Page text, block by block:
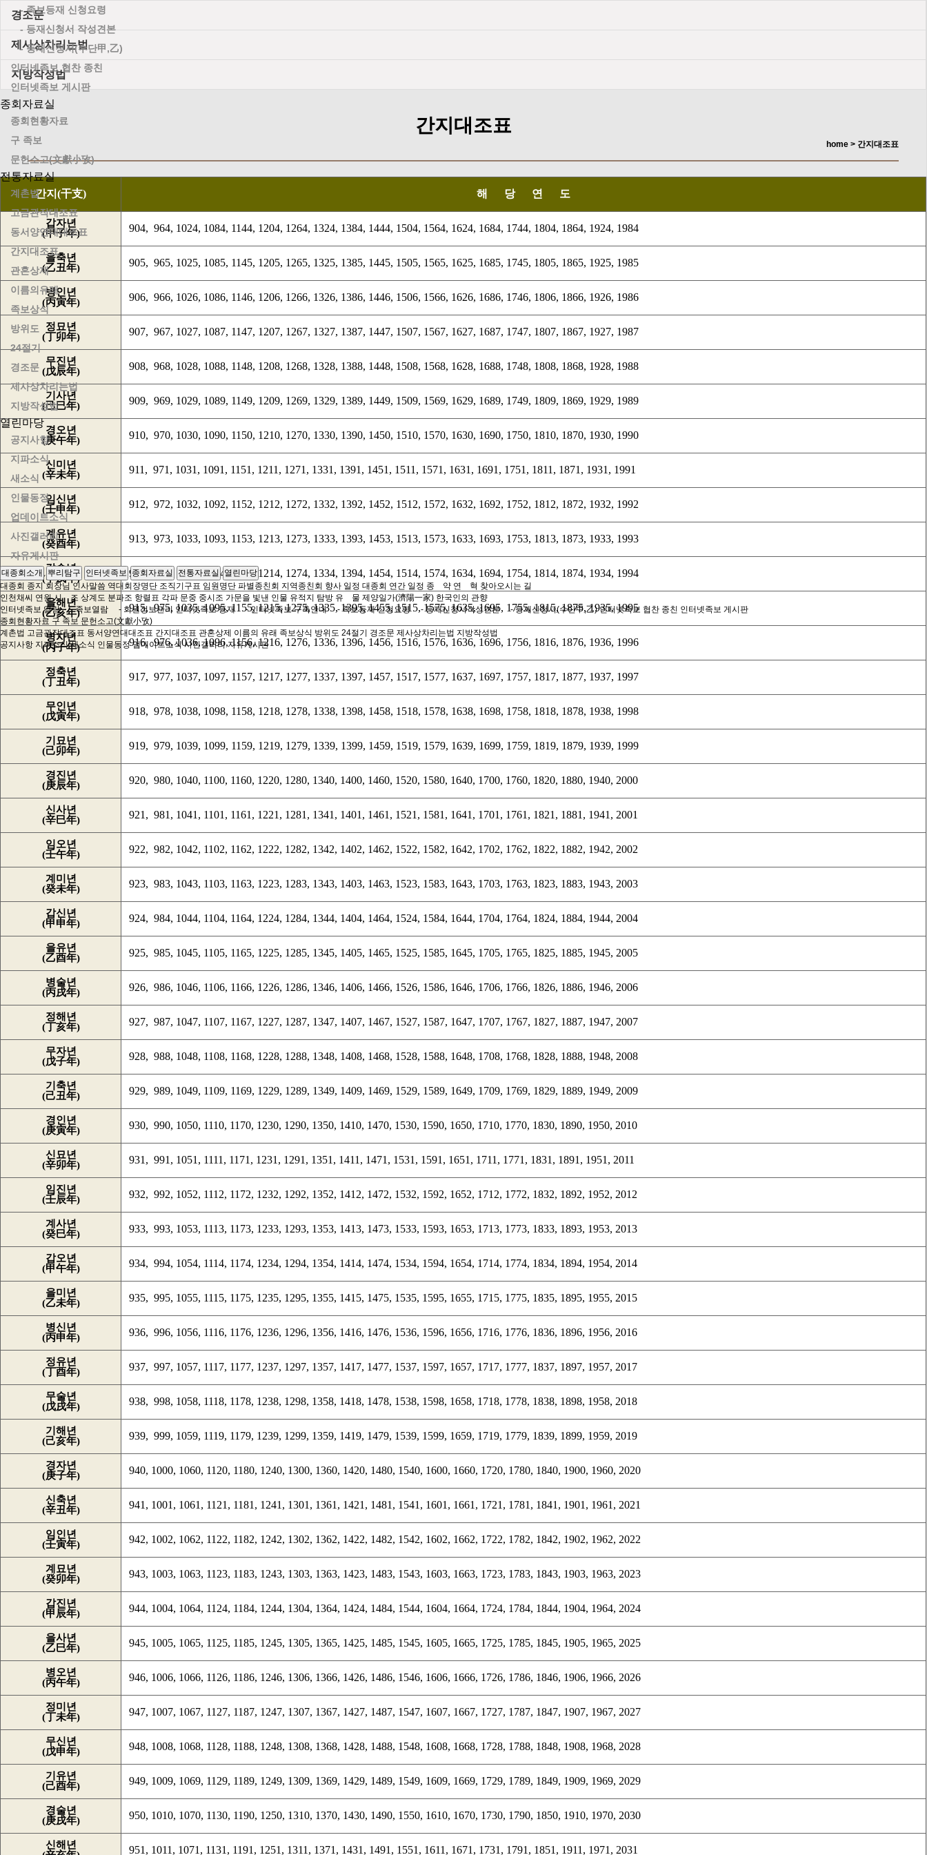
- 족보등재 신청요령
- 등재신청서 작성견본
- 등재신청서(수단甲,乙)
인터넷족보 협찬 종친
인터넷족보 게시판
종회자료실
종회현황자료
구 족보
문헌소고(文獻小攷)
전통자료실
계촌법
고금관작대조표
동서양연대대조표
간지대조표
관혼상제
이름의유래
족보상식
방위도
24절기
경조문
제사상차리는법
지방작성법
열린마당
공지사항
지파소식
새소식
인물동정
업데이트소식
사진갤러리
자유게시판
대종회소개 뿌리탐구 인터넷족보 종회자료실 전통자료실
열린마당
대종회 종지 회장님 인사말씀 역대회장명단 조직기구표 임원명단 파별종친회 지역종친회 향사 일정 대종회 연간 일정 종 약 연 혁 찾아오시는 길
인천채씨 연원 시 조 상계도 분파조 항렬표 각파 문중 중시조 가문을 빛낸 인물 유적지 탐방 유 물 제양일가(濟陽一家) 한국인의 관향
인터넷족보 열람 - 족보열람 - 회원정보관리 인터넷족보 등재 - 인터넷족보 구축안내 - 족보등재 신청요령 - 등재신청서작성견본 - 등재신청서(수단甲,乙) 인터넷족보 협찬 종친 인터넷족보 게시판
종회현황자료 구 족보 문헌소고(文獻小攷)
계촌법 고금관작대조표 동서양연대대조표 간지대조표 관혼상제 이름의 유래 족보상식 방위도 24절기 경조문 제사상차리는법 지방작성법
공지사항 지파소식 새소식 인물동정 업데이트소식 사진갤러리 자유게시판
경조문
제사상차리는법
지방작성법
간지대조표
home > 간지대조표
간지(干支) 해 당 연 도
갑자년
(甲子年)
904, 964, 1024, 1084, 1144, 1204, 1264, 1324, 1384, 1444, 1504, 1564, 1624, 1684, 1744, 1804, 1864, 1924, 1984
을축년
(乙丑年)
905, 965, 1025, 1085, 1145, 1205, 1265, 1325, 1385, 1445, 1505, 1565, 1625, 1685, 1745, 1805, 1865, 1925, 1985
병인년
(丙寅年)
906, 966, 1026, 1086, 1146, 1206, 1266, 1326, 1386, 1446, 1506, 1566, 1626, 1686, 1746, 1806, 1866, 1926, 1986
정묘년
(丁卯年)
907, 967, 1027, 1087, 1147, 1207, 1267, 1327, 1387, 1447, 1507, 1567, 1627, 1687, 1747, 1807, 1867, 1927, 1987
무진년
(戊辰年)
908, 968, 1028, 1088, 1148, 1208, 1268, 1328, 1388, 1448, 1508, 1568, 1628, 1688, 1748, 1808, 1868, 1928, 1988
기사년
(己巳年)
909, 969, 1029, 1089, 1149, 1209, 1269, 1329, 1389, 1449, 1509, 1569, 1629, 1689, 1749, 1809, 1869, 1929, 1989
경오년
(庚午年)
910, 970, 1030, 1090, 1150, 1210, 1270, 1330, 1390, 1450, 1510, 1570, 1630, 1690, 1750, 1810, 1870, 1930, 1990
신미년
(辛未年)
911, 971, 1031, 1091, 1151, 1211, 1271, 1331, 1391, 1451, 1511, 1571, 1631, 1691, 1751, 1811, 1871, 1931, 1991
임신년
(壬申年)
912, 972, 1032, 1092, 1152, 1212, 1272, 1332, 1392, 1452, 1512, 1572, 1632, 1692, 1752, 1812, 1872, 1932, 1992
계유년
(癸酉年)
913, 973, 1033, 1093, 1153, 1213, 1273, 1333, 1393, 1453, 1513, 1573, 1633, 1693, 1753, 1813, 1873, 1933, 1993
갑술년
(甲戌年)
914, 974, 1034, 1094, 1154, 1214, 1274, 1334, 1394, 1454, 1514, 1574, 1634, 1694, 1754, 1814, 1874, 1934, 1994
을해년
(乙亥年)
915, 975, 1035, 1095, 1155, 1215, 1275, 1335, 1395, 1455, 1515, 1575, 1635, 1695, 1755, 1815, 1875, 1935, 1995
병자년
(丙子年)
916, 976, 1036, 1096, 1156, 1216, 1276, 1336, 1396, 1456, 1516, 1576, 1636, 1696, 1756, 1816, 1876, 1936, 1996
정축년
(丁丑年)
917, 977, 1037, 1097, 1157, 1217, 1277, 1337, 1397, 1457, 1517, 1577, 1637, 1697, 1757, 1817, 1877, 1937, 1997
무인년
(戊寅年)
918, 978, 1038, 1098, 1158, 1218, 1278, 1338, 1398, 1458, 1518, 1578, 1638, 1698, 1758, 1818, 1878, 1938, 1998
기묘년
(己卯年)
919, 979, 1039, 1099, 1159, 1219, 1279, 1339, 1399, 1459, 1519, 1579, 1639, 1699, 1759, 1819, 1879, 1939, 1999
경진년
(庚辰年)
920, 980, 1040, 1100, 1160, 1220, 1280, 1340, 1400, 1460, 1520, 1580, 1640, 1700, 1760, 1820, 1880, 1940, 2000
신사년
(辛巳年)
921, 981, 1041, 1101, 1161, 1221, 1281, 1341, 1401, 1461, 1521, 1581, 1641, 1701, 1761, 1821, 1881, 1941, 2001
임오년
(壬午年)
922, 982, 1042, 1102, 1162, 1222, 1282, 1342, 1402, 1462, 1522, 1582, 1642, 1702, 1762, 1822, 1882, 1942, 2002
계미년
(癸未年)
923, 983, 1043, 1103, 1163, 1223, 1283, 1343, 1403, 1463, 1523, 1583, 1643, 1703, 1763, 1823, 1883, 1943, 2003
갑신년
(甲申年)
924, 984, 1044, 1104, 1164, 1224, 1284, 1344, 1404, 1464, 1524, 1584, 1644, 1704, 1764, 1824, 1884, 1944, 2004
을유년
(乙酉年)
925, 985, 1045, 1105, 1165, 1225, 1285, 1345, 1405, 1465, 1525, 1585, 1645, 1705, 1765, 1825, 1885, 1945, 2005
병술년
(丙戌年)
926, 986, 1046, 1106, 1166, 1226, 1286, 1346, 1406, 1466, 1526, 1586, 1646, 1706, 1766, 1826, 1886, 1946, 2006
정해년
(丁亥年)
927, 987, 1047, 1107, 1167, 1227, 1287, 1347, 1407, 1467, 1527, 1587, 1647, 1707, 1767, 1827, 1887, 1947, 2007
무자년
(戊子年)
928, 988, 1048, 1108, 1168, 1228, 1288, 1348, 1408, 1468, 1528, 1588, 1648, 1708, 1768, 1828, 1888, 1948, 2008
기축년
(己丑年)
929, 989, 1049, 1109, 1169, 1229, 1289, 1349, 1409, 1469, 1529, 1589, 1649, 1709, 1769, 1829, 1889, 1949, 2009
경인년
(庚寅年)
930, 990, 1050, 1110, 1170, 1230, 1290, 1350, 1410, 1470, 1530, 1590, 1650, 1710, 1770, 1830, 1890, 1950, 2010
신묘년
(辛卯年)
931, 991, 1051, 1111, 1171, 1231, 1291, 1351, 1411, 1471, 1531, 1591, 1651, 1711, 1771, 1831, 1891, 1951, 2011
임진년
(壬辰年)
932, 992, 1052, 1112, 1172, 1232, 1292, 1352, 1412, 1472, 1532, 1592, 1652, 1712, 1772, 1832, 1892, 1952, 2012
계사년
(癸巳年)
933, 993, 1053, 1113, 1173, 1233, 1293, 1353, 1413, 1473, 1533, 1593, 1653, 1713, 1773, 1833, 1893, 1953, 2013
갑오년
(甲午年)
934, 994, 1054, 1114, 1174, 1234, 1294, 1354, 1414, 1474, 1534, 1594, 1654, 1714, 1774, 1834, 1894, 1954, 2014
을미년
(乙未年)
935, 995, 1055, 1115, 1175, 1235, 1295, 1355, 1415, 1475, 1535, 1595, 1655, 1715, 1775, 1835, 1895, 1955, 2015
병신년
(丙申年)
936, 996, 1056, 1116, 1176, 1236, 1296, 1356, 1416, 1476, 1536, 1596, 1656, 1716, 1776, 1836, 1896, 1956, 2016
정유년
(丁酉年)
937, 997, 1057, 1117, 1177, 1237, 1297, 1357, 1417, 1477, 1537, 1597, 1657, 1717, 1777, 1837, 1897, 1957, 2017
무술년
(戊戌年)
938, 998, 1058, 1118, 1178, 1238, 1298, 1358, 1418, 1478, 1538, 1598, 1658, 1718, 1778, 1838, 1898, 1958, 2018
기해년
(己亥年)
939, 999, 1059, 1119, 1179, 1239, 1299, 1359, 1419, 1479, 1539, 1599, 1659, 1719, 1779, 1839, 1899, 1959, 2019
경자년
(庚子年)
940, 1000, 1060, 1120, 1180, 1240, 1300, 1360, 1420, 1480, 1540, 1600, 1660, 1720, 1780, 1840, 1900, 1960, 2020
신축년
(辛丑年)
941, 1001, 1061, 1121, 1181, 1241, 1301, 1361, 1421, 1481, 1541, 1601, 1661, 1721, 1781, 1841, 1901, 1961, 2021
임인년
(壬寅年)
942, 1002, 1062, 1122, 1182, 1242, 1302, 1362, 1422, 1482, 1542, 1602, 1662, 1722, 1782, 1842, 1902, 1962, 2022
계묘년
(癸卯年)
943, 1003, 1063, 1123, 1183, 1243, 1303, 1363, 1423, 1483, 1543, 1603, 1663, 1723, 1783, 1843, 1903, 1963, 2023
갑진년
(甲辰年)
944, 1004, 1064, 1124, 1184, 1244, 1304, 1364, 1424, 1484, 1544, 1604, 1664, 1724, 1784, 1844, 1904, 1964, 2024
을사년
(乙巳年)
945, 1005, 1065, 1125, 1185, 1245, 1305, 1365, 1425, 1485, 1545, 1605, 1665, 1725, 1785, 1845, 1905, 1965, 2025
병오년
(丙午年)
946, 1006, 1066, 1126, 1186, 1246, 1306, 1366, 1426, 1486, 1546, 1606, 1666, 1726, 1786, 1846, 1906, 1966, 2026
정미년
(丁未年)
947, 1007, 1067, 1127, 1187, 1247, 1307, 1367, 1427, 1487, 1547, 1607, 1667, 1727, 1787, 1847, 1907, 1967, 2027
무신년
(戊申年)
948, 1008, 1068, 1128, 1188, 1248, 1308, 1368, 1428, 1488, 1548, 1608, 1668, 1728, 1788, 1848, 1908, 1968, 2028
기유년
(己酉年)
949, 1009, 1069, 1129, 1189, 1249, 1309, 1369, 1429, 1489, 1549, 1609, 1669, 1729, 1789, 1849, 1909, 1969, 2029
경술년
(庚戌年)
950, 1010, 1070, 1130, 1190, 1250, 1310, 1370, 1430, 1490, 1550, 1610, 1670, 1730, 1790, 1850, 1910, 1970, 2030
신해년
951, 1011, 1071, 1131, 1191, 1251, 1311, 1371, 1431, 1491, 1551, 1611, 1671, 1731, 1791, 1851, 1911, 1971, 2031